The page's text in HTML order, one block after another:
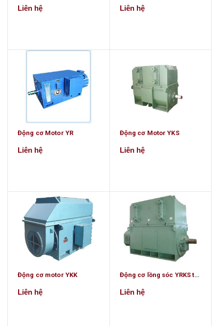
Liên hệ Liên hệ
Động cơ Motor YR
Liên hệ
Động cơ Motor YKS
Liên hệ
Động cơ motor YKK
Liên hệ
Động cơ lồng sóc YRKS trong các ngành công nghiệp nặng
Liên hệ